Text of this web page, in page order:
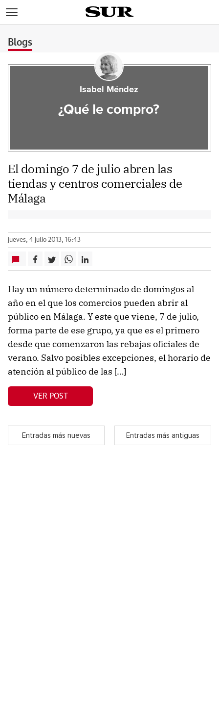
Blogs
Isabel Méndez
¿Qué le compro?
El domingo 7 de julio abren las
tiendas y centros comerciales de
Málaga
jueves, 4 julio 2013, 16:43
Hay un número determinado de domingos al
año en el que los comercios pueden abrir al
público en Málaga. Y este que viene, 7 de julio,
forma parte de ese grupo, ya que es el primero
desde que comenzaron las rebajas oficiales de
verano. Salvo posibles excepciones, el horario de
atención al público de las […]
VER POST
Entradas más nuevas Entradas más antiguas